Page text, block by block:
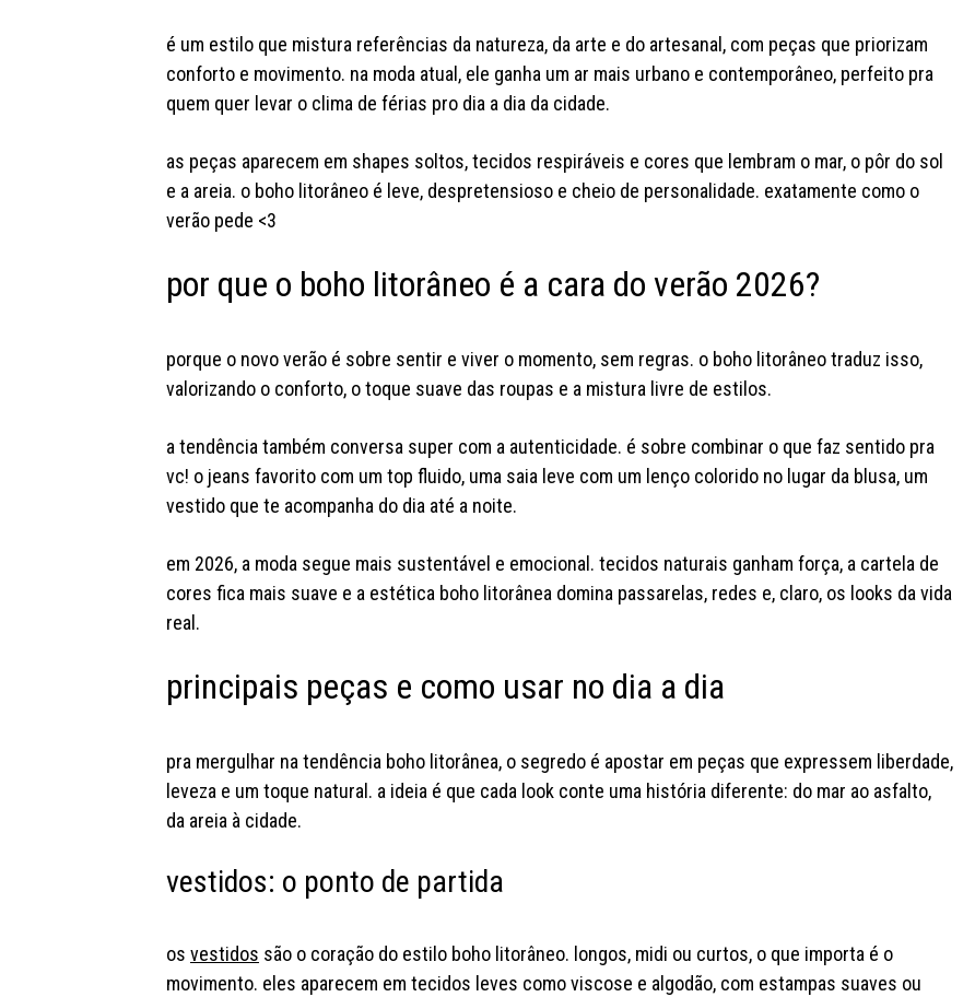
é um estilo que mistura referências da natureza, da arte e do artesanal, com peças que priorizam
conforto e movimento. na moda atual, ele ganha um ar mais urbano e contemporâneo, perfeito pra
quem quer levar o clima de férias pro dia a dia da cidade.
as peças aparecem em shapes soltos, tecidos respiráveis e cores que lembram o mar, o pôr do sol
e a areia. o boho litorâneo é leve, despretensioso e cheio de personalidade. exatamente como o
verão pede <3
por que o boho litorâneo é a cara do verão 2026?
porque o novo verão é sobre sentir e viver o momento, sem regras. o boho litorâneo traduz isso,
valorizando o conforto, o toque suave das roupas e a mistura livre de estilos.
a tendência também conversa super com a autenticidade. é sobre combinar o que faz sentido pra
vc! o jeans favorito com um top fluido, uma saia leve com um lenço colorido no lugar da blusa, um
vestido que te acompanha do dia até a noite.
em 2026, a moda segue mais sustentável e emocional. tecidos naturais ganham força, a cartela de
cores fica mais suave e a estética boho litorânea domina passarelas, redes e, claro, os looks da vida
real.
principais peças e como usar no dia a dia
pra mergulhar na tendência boho litorânea, o segredo é apostar em peças que expressem liberdade,
leveza e um toque natural. a ideia é que cada look conte uma história diferente: do mar ao asfalto,
da areia à cidade.
vestidos: o ponto de partida
os vestidos são o coração do estilo boho litorâneo. longos, midi ou curtos, o que importa é o
movimento. eles aparecem em tecidos leves como viscose e algodão, com estampas suaves ou
quem foi, viu! e quem não foi já
pode colar pq a yc morumbi tá
aberta e cheia de novidades
#youcom #lojayoucom
#fashiontok
joão acabou